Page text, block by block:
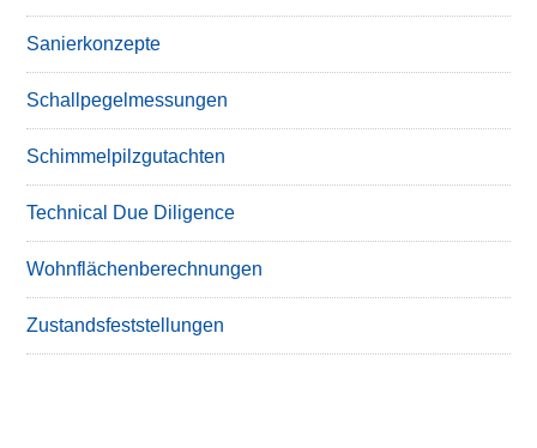
Sanierkonzepte
Schallpegelmessungen
Schimmelpilzgutachten
Technical Due Diligence
Wohnflächenberechnungen
Zustandsfeststellungen